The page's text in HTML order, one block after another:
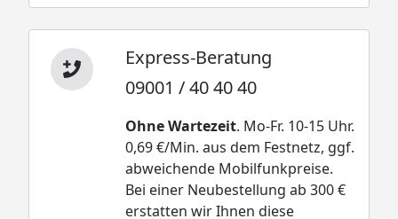
Express-Beratung
09001 / 40 40 40
Ohne Wartezeit. Mo-Fr. 10-15 Uhr.
0,69 €/Min. aus dem Festnetz, ggf.
abweichende Mobilfunkpreise.
Bei einer Neubestellung ab 300 €
erstatten wir Ihnen diese